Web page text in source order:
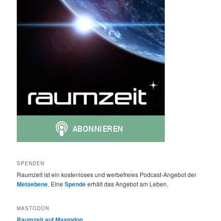
SPENDEN
Raumzeit ist ein kostenloses und werbefreies Podcast-Angebot der
Metaebene. EineSpendeerhält das Angebot am Leben.
MASTODON